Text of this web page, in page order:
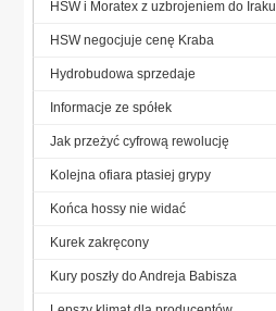
HSW i Moratex z uzbrojeniem do Iraku
HSW negocjuje cenę Kraba
Hydrobudowa sprzedaje
Informacje ze spółek
Jak przeżyć cyfrową rewolucję
Kolejna ofiara ptasiej grypy
Końca hossy nie widać
Kurek zakręcony
Kury poszły do Andreja Babisza